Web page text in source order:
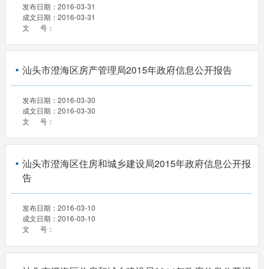
发布日期： 2016-03-31
成文日期： 2016-03-31
文 号：
汕头市澄海区房产管理局2015年政府信息公开报告
发布日期： 2016-03-30
成文日期： 2016-03-30
文 号：
汕头市澄海区住房和城乡建设局2015年政府信息公开报
告
发布日期： 2016-03-10
成文日期： 2016-03-10
文 号：